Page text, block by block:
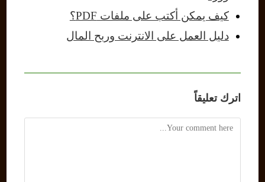
كيف يمكن أكتب على ملفات PDF؟
دليل العمل على الانترنت وربح المال
اترك تعليقاً
Comment